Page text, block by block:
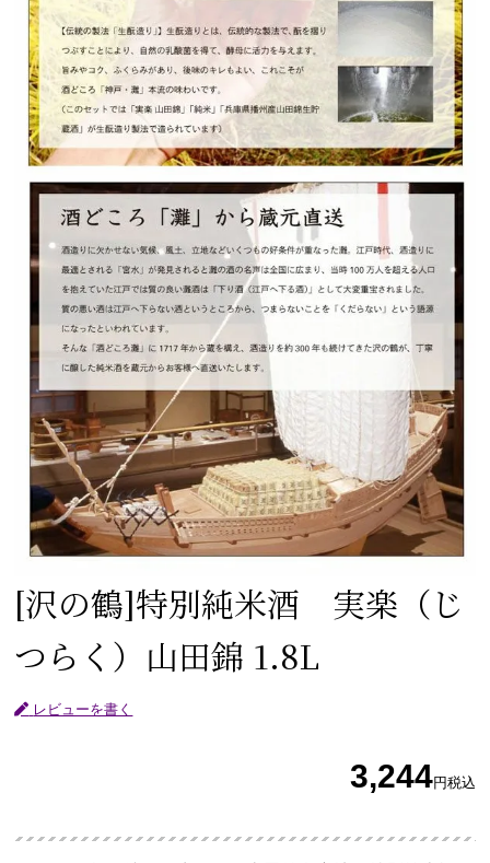
[沢の鶴]特別純米酒 実楽（じ
つらく）山田錦 1.8L
レビューを書く
3,244円税込